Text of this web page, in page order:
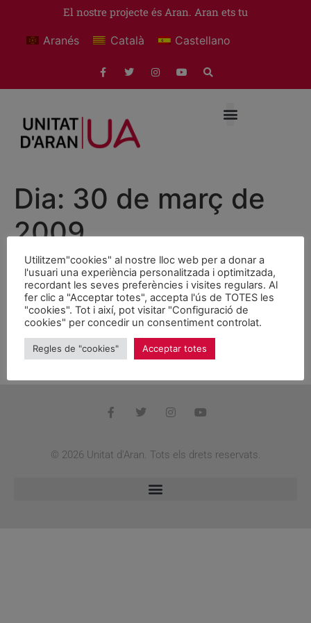
El nostre projecte és Aran. Aran ets tu
Aranés Català Castellano
Dia: 30 de març de
2009
Ricardo Ruiz
IN MEMORIAM
Unitat d’Aran ei un partit que mos amasse mès enlà des
nòstes idèes. Ei un sentiment prigond pera nòsta tèrra,
© 2026 Unitat d'Aran. Tots els drets reservats.
Utilitzem"cookies" al nostre lloc web per a donar a
l'usuari una experiència personalitzada i optimitzada,
recordant les seves preferències i visites regulars. Al
fer clic a "Acceptar totes", accepta l'ús de TOTES les
"cookies". Tot i així, pot visitar "Configuració de
cookies" per concedir un consentiment controlat.
Regles de "cookies" Acceptar totes